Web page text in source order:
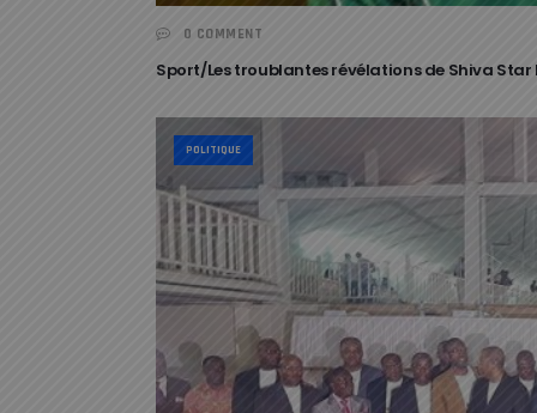
0 COMMENT
Sport/Les troublantes révélations de Shiva
POLITIQUE